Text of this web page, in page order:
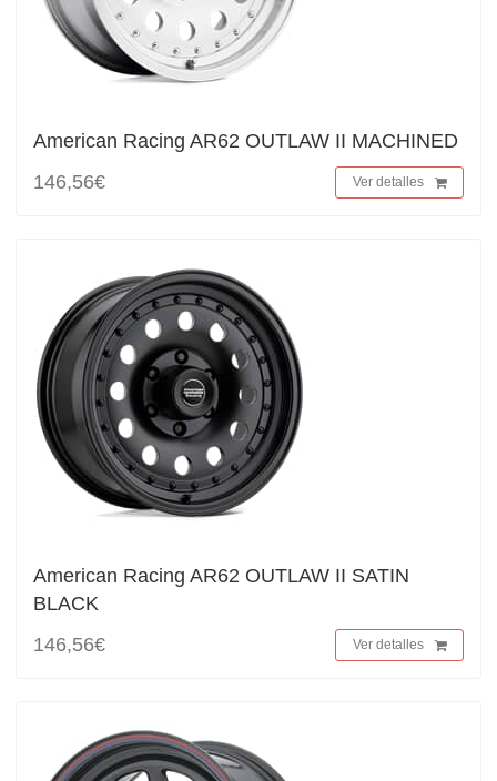
American Racing AR62 OUTLAW II MACHINED
146,56€
Ver detalles
American Racing AR62 OUTLAW II SATIN
BLACK
146,56€
Ver detalles